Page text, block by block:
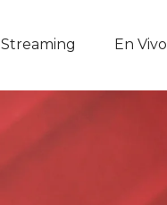
Streaming En Vivo